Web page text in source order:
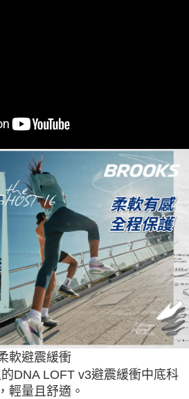
軟避震緩衝
DNA LOFT v3避震緩衝中底科
輕量且舒適。